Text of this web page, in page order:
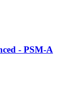
- PSM-A